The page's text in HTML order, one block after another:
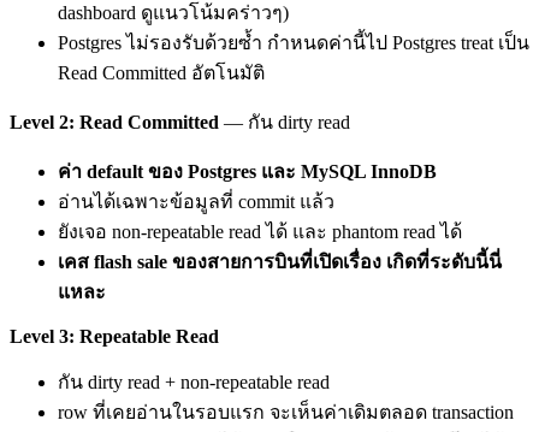
dashboard ดูแนวโน้มคร่าวๆ)
Postgres ไม่รองรับด้วยซ้ำ กำหนดค่านี้ไป Postgres treat เป็น
Read Committed อัตโนมัติ
Level 2: Read Committed — กัน dirty read
ค่า default ของ Postgres และ MySQL InnoDB
อ่านได้เฉพาะข้อมูลที่ commit แล้ว
ยังเจอ non-repeatable read ได้ และ phantom read ได้
เคส flash sale ของสายการบินที่เปิดเรื่อง เกิดที่ระดับนี้นี่
แหละ
Level 3: Repeatable Read
กัน dirty read + non-repeatable read
row ที่เคยอ่านในรอบแรก จะเห็นค่าเดิมตลอด transaction